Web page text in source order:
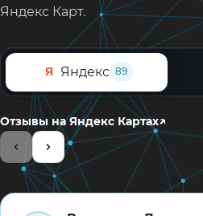
Яндекс Карт.
Я Яндекс 89
Отзывы на Яндекс Картах↗